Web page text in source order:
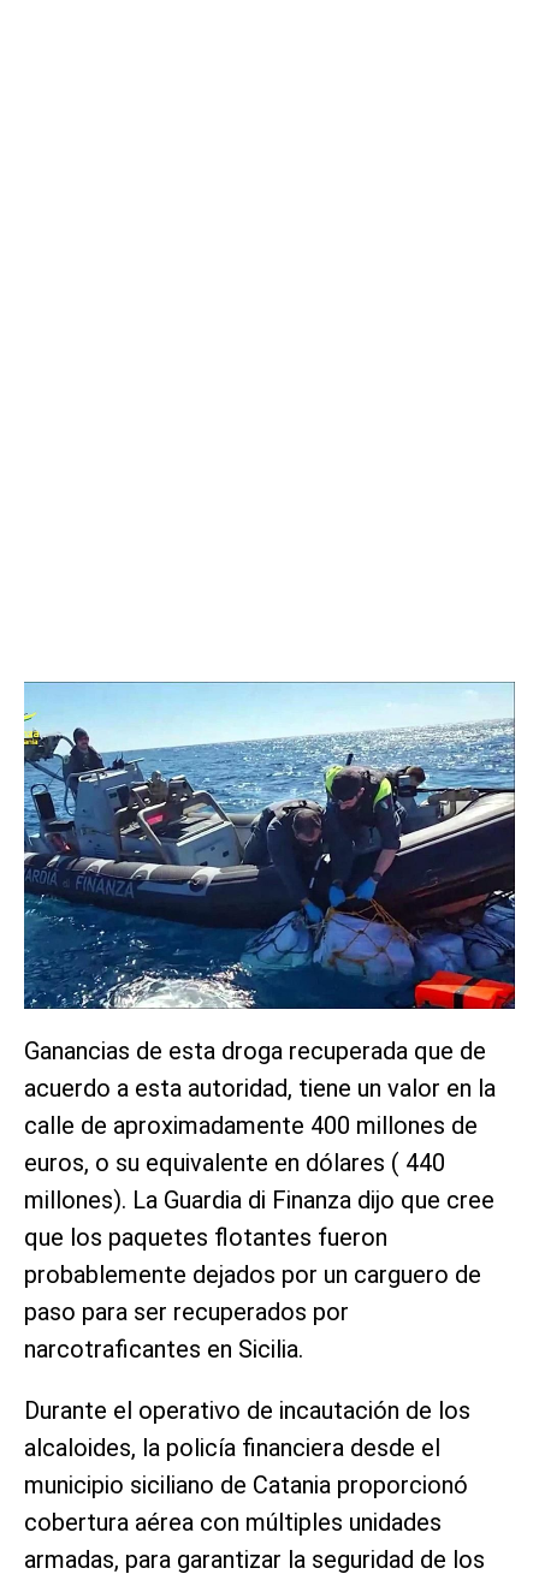
Ganancias de esta droga recuperada que de
acuerdo a esta autoridad, tiene un valor en la
calle de aproximadamente 400 millones de
euros, o su equivalente en dólares ( 440
millones). La Guardia di Finanza dijo que cree
que los paquetes flotantes fueron
probablemente dejados por un carguero de
paso para ser recuperados por
narcotraficantes en Sicilia.
Durante el operativo de incautación de los
alcaloides, la policía financiera desde el
municipio siciliano de Catania proporcionó
cobertura aérea con múltiples unidades
armadas, para garantizar la seguridad de los